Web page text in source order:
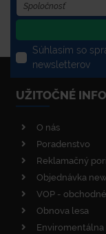
Súhlasím so
newsletterov
UŽITOČNÉ
O nás
Poradenstvo
Reklamačný
Objednávka
VOP -
Obnova lesa